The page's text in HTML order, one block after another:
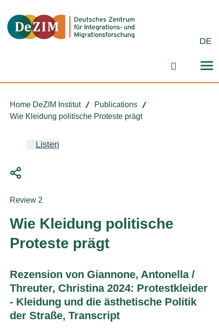
DE
Search
Home DeZIM Institut
Publications
Wie Kleidung politische Proteste prägt
Listen
Publication type:
Review 2
Wie Kleidung politische
Proteste prägt
Subtitle:
Rezension von Giannone, Antonella /
Threuter, Christina 2024: Protestkleider
- Kleidung und die ästhetische Politik
der Straße, Transcript